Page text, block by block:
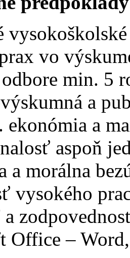
vo
min. 5
a
ekonómia a
aspoň
a morálna
vysokého
Office –